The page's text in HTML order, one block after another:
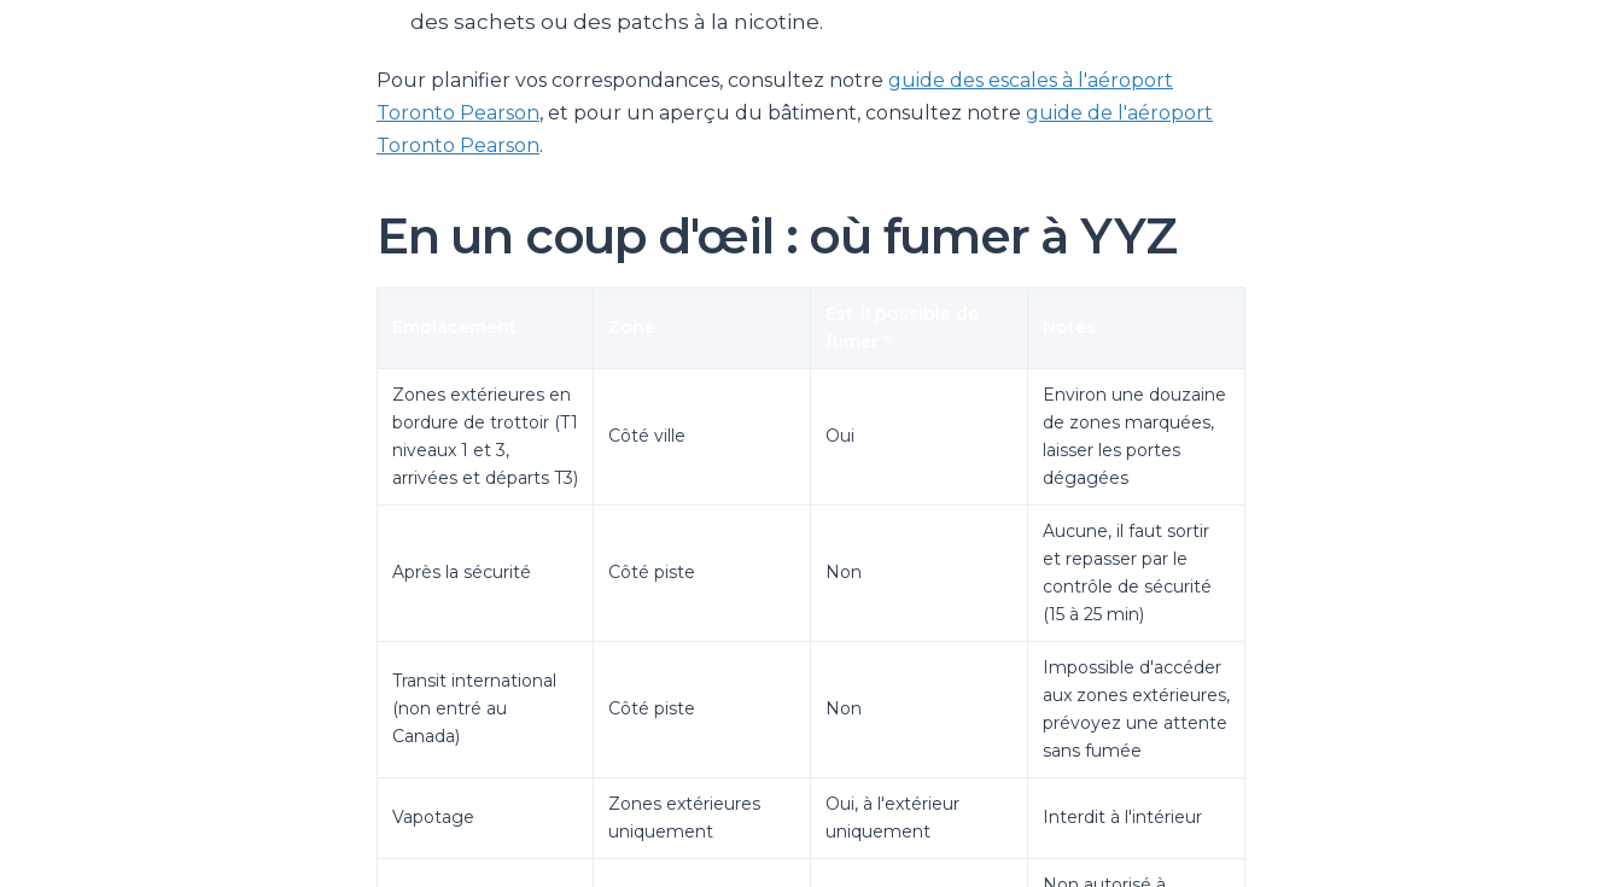
des sachets ou des patchs à la nicotine.
Pour planifier vos correspondances, consultez notre guide des escales à l'aéroport
Toronto Pearson, et pour un aperçu du bâtiment, consultez notre guide de l'aéroport
Toronto Pearson.
En un coup d'œil : où fumer à YYZ
Zones extérieures en
bordure de trottoir (T1
niveaux 1 et 3,
arrivées et départs T3)
Côté ville Oui
Environ une douzaine
de zones marquées,
laisser les portes
dégagées
Après la sécurité Côté piste Non
Aucune, il faut sortir
et repasser par le
contrôle de sécurité
(15 à 25 min)
Transit international
(non entré au
Canada)
Côté piste Non
Impossible d'accéder
aux zones extérieures,
prévoyez une attente
sans fumée
Vapotage
Zones extérieures
uniquement
Oui, à l'extérieur
uniquement
Interdit à l'intérieur